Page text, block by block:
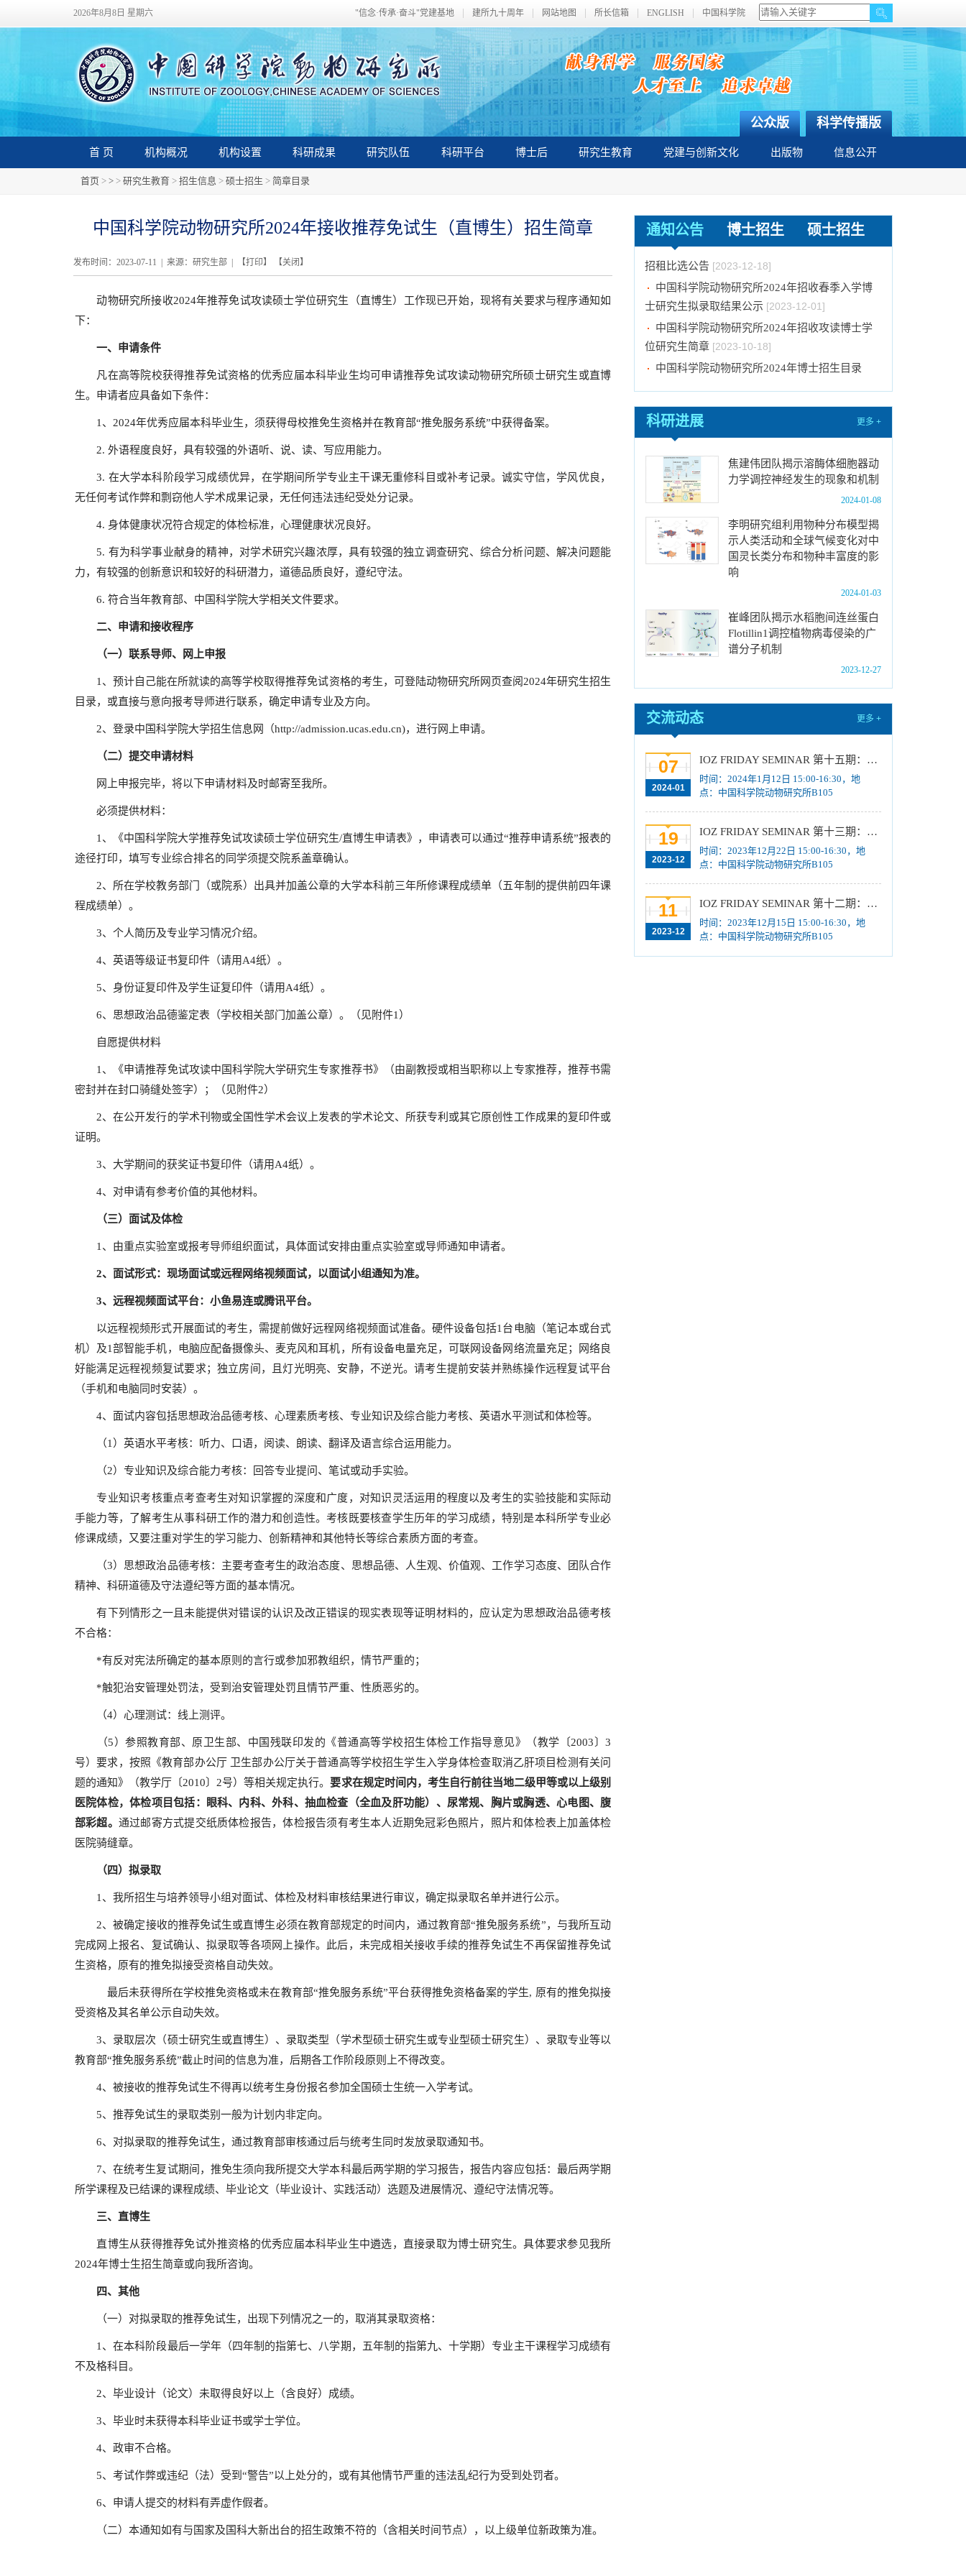
2026年8月8日 星期六 "信念·传承·奋斗"党建基地 建所九十周年 网站地图 所长信箱 ENGLISH 中国科学院
科学传播版
公众版
首 页 机构概况 机构设置 科研成果 研究队伍 科研平台 博士后 研究生教育 党建与创新文化 出版物 信息公开
首页 > > > 研究生教育 > 招生信息 > 硕士招生 > 简章目录
中国科学院动物研究所2024年接收推荐免试生（直博生）招生简章
发布时间：2023-07-11 | 来源：研究生部 | 【打印】 【关闭 】
动物研究所接收2024年推荐免试攻读硕士学位研究生（直博生）工作现已开始，现将有关要求与程序通知如
下：
一、申请条件
凡在高等院校获得推荐免试资格的优秀应届本科毕业生均可申请推荐免试攻读动物研究所硕士研究生或直博
生。申请者应具备如下条件：
1、2024年优秀应届本科毕业生，须获得母校推免生资格并在教育部“推免服务系统”中获得备案。
2. 外语程度良好，具有较强的外语听、说、读、写应用能力。
3. 在大学本科阶段学习成绩优异，在学期间所学专业主干课无重修科目或补考记录。诚实守信，学风优良，
无任何考试作弊和剽窃他人学术成果记录，无任何违法违纪受处分记录。
4. 身体健康状况符合规定的体检标准，心理健康状况良好。
5. 有为科学事业献身的精神，对学术研究兴趣浓厚，具有较强的独立调查研究、综合分析问题、解决问题能
力，有较强的创新意识和较好的科研潜力，道德品质良好，遵纪守法。
6. 符合当年教育部、中国科学院大学相关文件要求。
二、申请和接收程序
（一）联系导师、网上申报
1、预计自己能在所就读的高等学校取得推荐免试资格的考生，可登陆动物研究所网页查阅2024年研究生招生
目录，或直接与意向报考导师进行联系，确定申请专业及方向。
2、登录中国科学院大学招生信息网（http://admission.ucas.edu.cn)，进行网上申请。
（二）提交申请材料
网上申报完毕，将以下申请材料及时邮寄至我所。
必须提供材料：
1、《中国科学院大学推荐免试攻读硕士学位研究生/直博生申请表》，申请表可以通过“推荐申请系统”报表的
途径打印，填写专业综合排名的同学须提交院系盖章确认。
2、所在学校教务部门（或院系）出具并加盖公章的大学本科前三年所修课程成绩单（五年制的提供前四年课
程成绩单）。
3、个人简历及专业学习情况介绍。
4、英语等级证书复印件（请用A4纸）。
5、身份证复印件及学生证复印件（请用A4纸）。
6、思想政治品德鉴定表（学校相关部门加盖公章）。（见附件1）
自愿提供材料
1、《申请推荐免试攻读中国科学院大学研究生专家推荐书》（由副教授或相当职称以上专家推荐，推荐书需
密封并在封口骑缝处签字）；（见附件2）
2、在公开发行的学术刊物或全国性学术会议上发表的学术论文、所获专利或其它原创性工作成果的复印件或
证明。
3、大学期间的获奖证书复印件（请用A4纸）。
4、对申请有参考价值的其他材料。
（三）面试及体检
1、由重点实验室或报考导师组织面试，具体面试安排由重点实验室或导师通知申请者。
2、面试形式：现场面试或远程网络视频面试，以面试小组通知为准。
3、远程视频面试平台：小鱼易连或腾讯平台。
以远程视频形式开展面试的考生，需提前做好远程网络视频面试准备。硬件设备包括1台电脑（笔记本或台式
机）及1部智能手机，电脑应配备摄像头、麦克风和耳机，所有设备电量充足，可联网设备网络流量充足；网络良
好能满足远程视频复试要求；独立房间，且灯光明亮、安静，不逆光。请考生提前安装并熟练操作远程复试平台
（手机和电脑同时安装）。
4、面试内容包括思想政治品德考核、心理素质考核、专业知识及综合能力考核、英语水平测试和体检等。
（1）英语水平考核：听力、口语，阅读、朗读、翻译及语言综合运用能力。
（2）专业知识及综合能力考核：回答专业提问、笔试或动手实验。
专业知识考核重点考查考生对知识掌握的深度和广度，对知识灵活运用的程度以及考生的实验技能和实际动
手能力等，了解考生从事科研工作的潜力和创造性。考核既要核查学生历年的学习成绩，特别是本科所学专业必
修课成绩，又要注重对学生的学习能力、创新精神和其他特长等综合素质方面的考查。
（3）思想政治品德考核：主要考查考生的政治态度、思想品德、人生观、价值观、工作学习态度、团队合作
精神、科研道德及守法遵纪等方面的基本情况。
有下列情形之一且未能提供对错误的认识及改正错误的现实表现等证明材料的，应认定为思想政治品德考核
不合格：
*有反对宪法所确定的基本原则的言行或参加邪教组织，情节严重的；
*触犯治安管理处罚法，受到治安管理处罚且情节严重、性质恶劣的。
（4）心理测试：线上测评。
（5）参照教育部、原卫生部、中国残联印发的《普通高等学校招生体检工作指导意见》（教学〔2003〕3
号）要求，按照《教育部办公厅 卫生部办公厅关于普通高等学校招生学生入学身体检查取消乙肝项目检测有关问
题的通知》（教学厅〔2010〕2号）等相关规定执行。要求在规定时间内，考生自行前往当地二级甲等或以上级别
医院体检，体检项目包括：眼科、内科、外科、抽血检查（全血及肝功能）、尿常规、胸片或胸透、心电图、腹
部彩超。 通过邮寄方式提交纸质体检报告，体检报告须有考生本人近期免冠彩色照片，照片和体检表上加盖体检
医院骑缝章。
（四）拟录取
1、我所招生与培养领导小组对面试、体检及材料审核结果进行审议，确定拟录取名单并进行公示。
2、被确定接收的推荐免试生或直博生必须在教育部规定的时间内，通过教育部“推免服务系统”，与我所互动
完成网上报名、复试确认、拟录取等各项网上操作。此后，未完成相关接收手续的推荐免试生不再保留推荐免试
生资格，原有的推免拟接受资格自动失效。
最后未获得所在学校推免资格或未在教育部“推免服务系统”平台获得推免资格备案的学生, 原有的推免拟接
受资格及其名单公示自动失效。
3、录取层次（硕士研究生或直博生）、录取类型（学术型硕士研究生或专业型硕士研究生）、录取专业等以
教育部“推免服务系统”截止时间的信息为准，后期各工作阶段原则上不得改变。
4、被接收的推荐免试生不得再以统考生身份报名参加全国硕士生统一入学考试。
5、推荐免试生的录取类别一般为计划内非定向。
6、对拟录取的推荐免试生，通过教育部审核通过后与统考生同时发放录取通知书。
7、在统考生复试期间，推免生须向我所提交大学本科最后两学期的学习报告，报告内容应包括：最后两学期
所学课程及已结课的课程成绩、毕业论文（毕业设计、实践活动）选题及进展情况、遵纪守法情况等。
三、直博生
直博生从获得推荐免试外推资格的优秀应届本科毕业生中遴选，直接录取为博士研究生。具体要求参见我所
2024年博士生招生简章或向我所咨询。
四、其他
（一）对拟录取的推荐免试生，出现下列情况之一的，取消其录取资格：
1、在本科阶段最后一学年（四年制的指第七、八学期，五年制的指第九、十学期）专业主干课程学习成绩有
不及格科目。
2、毕业设计（论文）未取得良好以上（含良好）成绩。
3、毕业时未获得本科毕业证书或学士学位。
4、政审不合格。
5、考试作弊或违纪（法）受到“警告”以上处分的，或有其他情节严重的违法乱纪行为受到处罚者。
6、申请人提交的材料有弄虚作假者。
（二）本通知如有与国家及国科大新出台的招生政策不符的（含相关时间节点），以上级单位新政策为准。
通知公告 博士招生 硕士招生
中国科学院动物研究所国家动物博物馆文创商店
招租比选公告
中国科学院动物研究所2024年招收春季入学博
士研究生拟录取结果公示[2023-12-01]
中国科学院动物研究所2024年招收攻读博士学
位研究生简章[2023-10-18]
中国科学院动物研究所2024年博士招生目录
[2023-10-18]
2024年招收推荐免试硕士（含直博）研究生第
四批拟录取结果公示[2023-10-17]
关于2023年度中国科学院杰出科技成就奖的拟
中国科学院动物研究所2024年推免生放弃拟录
取资格公示[2023-10-07]
技术奖项目的公示[2024-01-03]
中国科学院动物研究所国家动物博物馆文创商店
[2023-12-18]
中国科学院动物研究所2024年招收春季入学博
士研究生拟录取结果公示[2023-12-01]
中国科学院动物研究所2024年招收攻读博士学
位研究生简章[2023-10-18]
中国科学院动物研究所2024年博士招生目录
[2023-10-18]
2024年招收推荐免试硕士（含直博）研究生第
四批拟录取结果公示
推荐公示[2023-10-16]
中国科学院动物研究所2024年推免生放弃拟录
科研进展 更多 +
焦建伟团队揭示溶酶体细胞器动
力学调控神经发生的现象和机制
2024-01-08
李明研究组利用物种分布模型揭
示人类活动和全球气候变化对中
国灵长类分布和物种丰富度的影
响
2024-01-03
崔峰团队揭示水稻胞间连丝蛋白
Flotillin1调控植物病毒侵染的广
谱分子机制
2023-12-27
交流动态 更多 +
07
2024-01
IOZ FRIDAY SEMINAR 第十五期：Neuronal diversification, specification and function in the hypothalamus、本能行为调控的嗅觉神经编码机制
时间：2024年1月12日 15:00-16:30，地
点：中国科学院动物研究所B105
19
2023-12
IOZ FRIDAY SEMINAR 第十三期：上皮类器官系统构建之组织力的协调与细胞应答解析、利用表观基因组编辑技术调控基因表达
时间：2023年12月22日 15:00-16:30，地
点：中国科学院动物研究所B105
11
2023-12
IOZ FRIDAY SEMINAR 第十二期：动物月节律和年节律的奥秘探究、功能性毛细血管网络的体外构建及应用
时间：2023年12月15日 15:00-16:30，地
点：中国科学院动物研究所B105